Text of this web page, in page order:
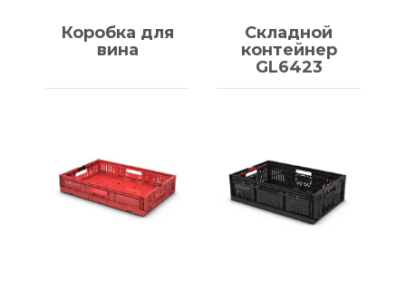
Коробка для
вина
Складной
контейнер
GL6423